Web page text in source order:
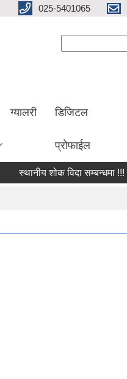
025-5401065
ग्यालरी डिजिटल
प्रोफाईल
स्थानीय शोक विदा सम्बन्धमा !!!